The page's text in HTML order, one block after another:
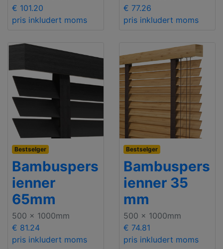
€ 101.20
pris inkludert moms
€ 77.26
pris inkludert moms
Bestselger
Bambuspers
ienner
65mm
500 x 1000mm
€ 81.24
pris inkludert moms
Bestselger
Bambuspers
ienner 35
mm
500 x 1000mm
€ 74.81
pris inkludert moms